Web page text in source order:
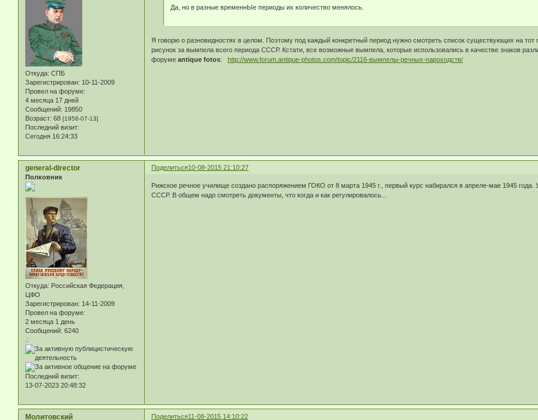
Откуда: СПБ
Зарегистрирован: 10-11-2009
Провел на форуме:
4 месяца 17 дней
Сообщений: 19850
Возраст: 68 [1958-07-13]
Последний визит:
Сегодня 16:24:33
Да, но в разные временнЫе периоды их количество менялось.
Я говорю о разновидностях в целом. Поэтому под каждый конкретный период нужно смотреть список существующих на
рисунок за вымпела всего периода СССР. Кстати, все возможные вымпела, которые использовались в качестве знаков
форумеantique fotos:http://www.forum.antique-photos.com/topic/2116-вымпелы-речных-пароходств/
Поделиться10-08-2015 21:10:27
general-director
Полковник
Откуда: Российская Федерация,
ЦФО
Зарегистрирован: 14-11-2009
Провел на форуме:
2 месяца 1 день
Сообщений: 6240
.:
Последний визит:
13-07-2023 20:48:32
Рижское речное училище создано распоряжением ГОКО от 8 марта 1945 г., первый курс набирался в апреле-мае 1945
СССР. В общем надо смотреть документы, что когда и как регулировалось...
Поделиться11-08-2015 14:10:22
Молитовский